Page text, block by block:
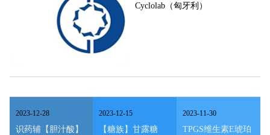
Cyclolab（匈牙利）
识药辅【胆汁酸】
2023-12-28
【糖族】甘露糖
2023-12-15
TPGS维生素E琥珀
2023-11-30